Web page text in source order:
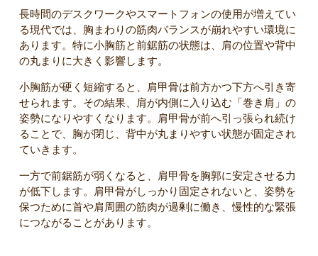
長時間のデスクワークやスマートフォンの使用が増えてい
る現代では、胸まわりの筋肉バランスが崩れやすい環境に
あります。特に小胸筋と前鋸筋の状態は、肩の位置や背中
の丸まりに大きく影響します。
小胸筋が硬く短縮すると、肩甲骨は前方かつ下方へ引き寄
せられます。その結果、肩が内側に入り込む「巻き肩」の
姿勢になりやすくなります。肩甲骨が前へ引っ張られ続け
ることで、胸が閉じ、背中が丸まりやすい状態が固定され
ていきます。
一方で前鋸筋が弱くなると、肩甲骨を胸郭に安定させる力
が低下します。肩甲骨がしっかり固定されないと、姿勢を
保つために首や肩周囲の筋肉が過剰に働き、慢性的な緊張
につながることがあります。